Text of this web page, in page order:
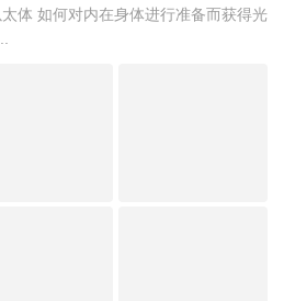
体 如何对内在身体进行准备而获得光